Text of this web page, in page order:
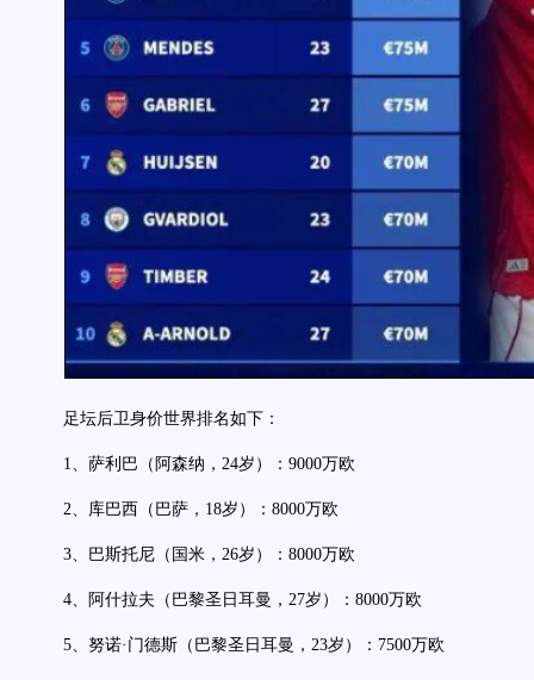
足坛后卫身价世界排名如下：
1、萨利巴（阿森纳，24岁）：9000万欧
2、库巴西（巴萨，18岁）：8000万欧
3、巴斯托尼（国米，26岁）：8000万欧
4、阿什拉夫（巴黎圣日耳曼，27岁）：8000万欧
5、努诺·门德斯（巴黎圣日耳曼，23岁）：7500万欧